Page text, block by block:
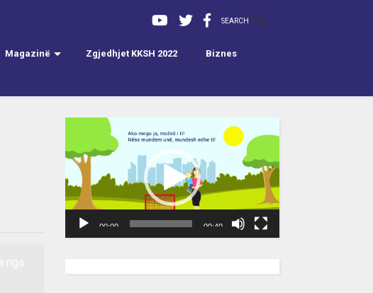
SEARCH
Magazinë Zgjedhjet KKSH 2022 Biznes
00:00 00:40